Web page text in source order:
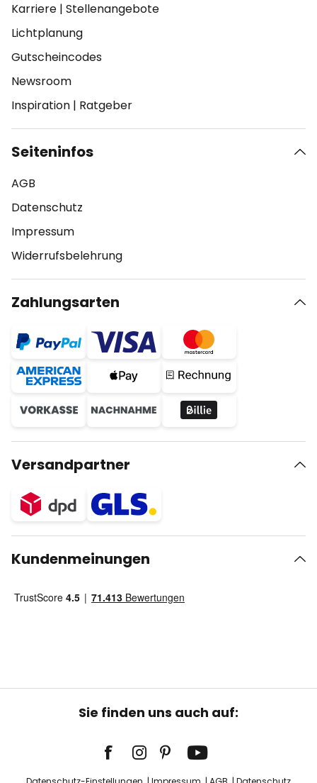
Karriere | Stellenangebote
Lichtplanung
Gutscheincodes
Newsroom
Inspiration | Ratgeber
Seiteninfos
AGB
Datenschutz
Impressum
Widerrufsbelehrung
Zahlungsarten
Versandpartner
Kundenmeinungen
Sie finden uns auch auf: